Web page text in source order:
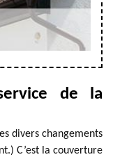
de la
divers changements
C’est la couverture